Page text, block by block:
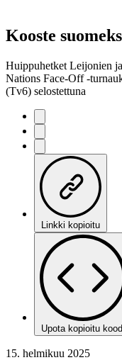
Kooste
Huippuhetket Leijonien
Nations Face-Off -
(Tv6) selostettuna
Linkki kopioitu
Upota kopioitu
15. helmikuu 2025